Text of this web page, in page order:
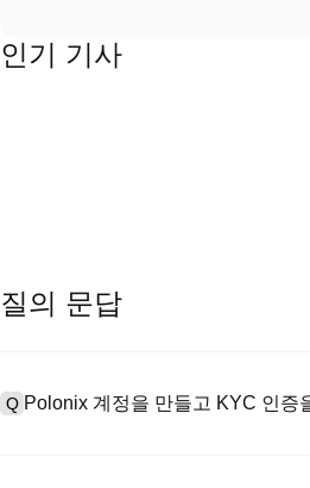
인기 기사
질의 문답
Q Polonix 계정을 만들고 KYC 인증